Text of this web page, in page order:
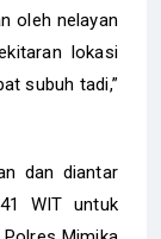
oleh nelayan
lokasi
subuh tadi,”
dan diantar
WIT untuk